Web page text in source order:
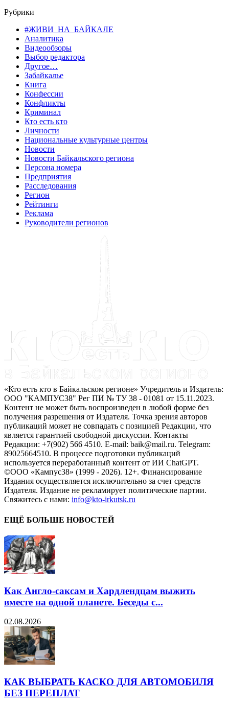
Рубрики
#ЖИВИ_НА_БАЙКАЛЕ
Аналитика
Видеообзоры
Выбор редактора
Другое…
Забайкалье
Книга
Конфессии
Конфликты
Криминал
Кто есть кто
Личности
Национальные культурные центры
Новости
Новости Байкальского региона
Персона номера
Предприятия
Расследования
Регион
Рейтинги
Реклама
Руководители регионов
«Кто есть кто в Байкальском регионе» Учредитель и Издатель:
ООО "КАМПУС38" Рег ПИ № ТУ 38 - 01081 от 15.11.2023.
Контент не может быть воспроизведен в любой форме без
получения разрешения от Издателя. Точка зрения авторов
публикаций может не совпадать с позицией Редакции, что
является гарантией свободной дискуссии. Контакты
Редакции: +7(902) 566 4510. E-mail: baik@mail.ru. Telegram:
89025664510. В процессе подготовки публикаций
используется переработанный контент от ИИ ChatGPT.
©ООО «Кампус38» (1999 - 2026). 12+. Финансирование
Издания осуществляется исключительно за счет средств
Издателя. Издание не рекламирует политические партии.
Свяжитесь с нами: info@kto-irkutsk.ru
ЕЩЁ БОЛЬШЕ НОВОСТЕЙ
Как Англо-саксам и Хардлендцам выжить
вместе на одной планете. Беседы с...
02.08.2026
КАК ВЫБРАТЬ КАСКО ДЛЯ АВТОМОБИЛЯ
БЕЗ ПЕРЕПЛАТ